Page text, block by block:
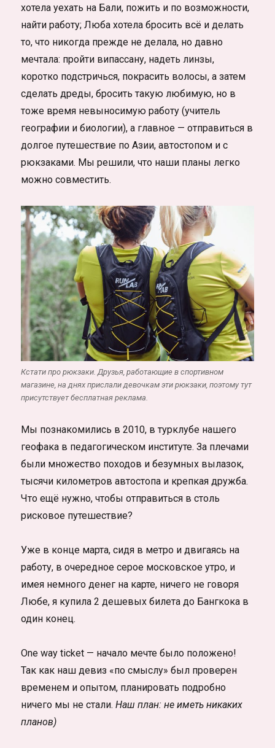
хотела уехать на Бали, пожить и по возможности,
найти работу; Люба хотела бросить всё и делать
то, что никогда прежде не делала, но давно
мечтала: пройти випассану, надеть линзы,
коротко подстричься, покрасить волосы, а затем
сделать дреды, бросить такую любимую, но в
тоже время невыносимую работу (учитель
географии и биологии), а главное — отправиться в
долгое путешествие по Азии, автостопом и с
рюкзаками. Мы решили, что наши планы легко
можно совместить.
Кстати про рюкзаки. Друзья, работающие в спортивном
магазине, на днях прислали девочкам эти рюкзаки, поэтому тут
присутствует бесплатная реклама.
Мы познакомились в 2010, в турклубе нашего
геофака в педагогическом институте. За плечами
были множество походов и безумных вылазок,
тысячи километров автостопа и крепкая дружба.
Что ещё нужно, чтобы отправиться в столь
рисковое путешествие?
Уже в конце марта, сидя в метро и двигаясь на
работу, в очередное серое московское утро, и
имея немного денег на карте, ничего не говоря
Любе, я купила 2 дешевых билета до Бангкока в
один конец.
One way ticket — начало мечте было положено!
Так как наш девиз «по смыслу» был проверен
временем и опытом, планировать подробно
ничего мы не стали.Наш план: не иметь никаких
планов)